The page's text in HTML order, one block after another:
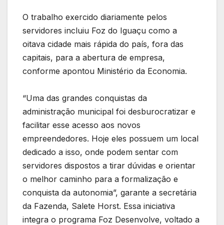
O trabalho exercido diariamente pelos
servidores incluiu Foz do Iguaçu como a
oitava cidade mais rápida do país, fora das
capitais, para a abertura de empresa,
conforme apontou Ministério da Economia.
“Uma das grandes conquistas da
administração municipal foi desburocratizar e
facilitar esse acesso aos novos
empreendedores. Hoje eles possuem um local
dedicado a isso, onde podem sentar com
servidores dispostos a tirar dúvidas e orientar
o melhor caminho para a formalização e
conquista da autonomia”, garante a secretária
da Fazenda, Salete Horst. Essa iniciativa
integra o programa Foz Desenvolve, voltado a